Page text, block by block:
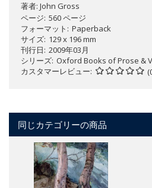
著者: John Gross
ページ 560 ページ
フォーマット
Paperback
サイズ 129 x 196 mm
刊行日 2009年03月
シリーズ Oxford Books of Prose &
カスタマーレビュー
同じカテゴリーの商品